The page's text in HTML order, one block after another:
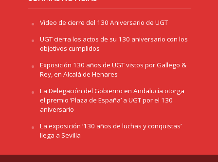
Video de cierre del 130 Aniversario de UGT
UGT cierra los actos de su 130 aniversario con los
objetivos cumplidos
Exposición 130 años de UGT vistos por Gallego &
Rey, en Alcalá de Henares
La Delegación del Gobierno en Andalucía otorga
el premio ‘Plaza de España’ a UGT por el 130
aniversario
La exposición ‘130 años de luchas y conquistas’
llega a Sevilla